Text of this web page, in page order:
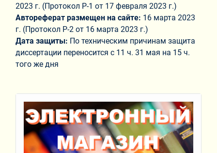
2023 г. (Протокол Р-1 от 17 февраля 2023 г.)
Автореферат размещен на сайте: 16 марта 2023
г. (Протокол Р-2 от 16 марта 2023 г.)
Дата защиты: По техническим причинам защита
диссертации переносится с 11 ч. 31 мая на 15 ч.
того же дня